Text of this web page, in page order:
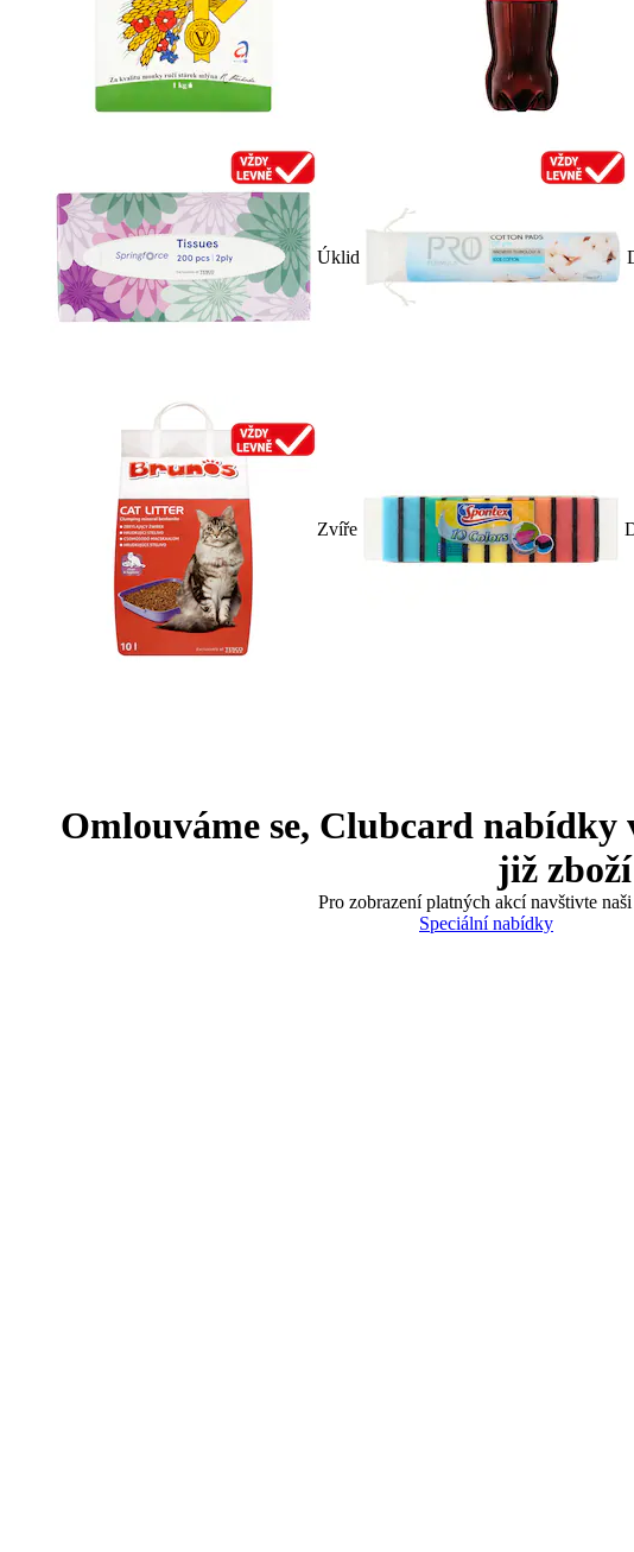
Úklid
Zvíře
Omlouváme se, Clubcard
již
Pro zobrazení platných akcí navštivte
Speciální nabídky